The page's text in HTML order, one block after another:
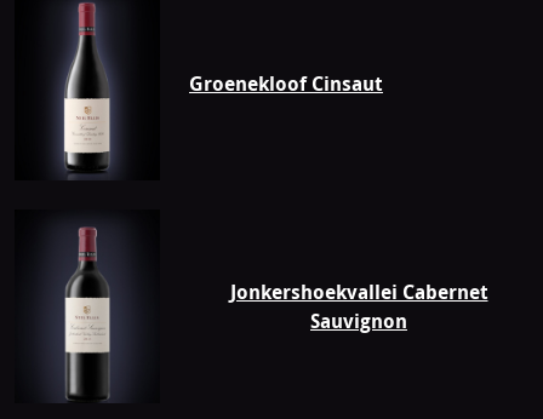
Groenekloof Cinsaut
Jonkershoekvallei Cabernet
Sauvignon